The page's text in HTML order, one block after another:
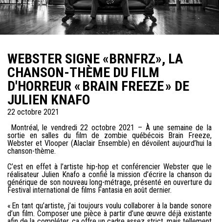
WEBSTER SIGNE «BRNFRZ», LA
CHANSON-THÈME DU FILM
D'HORREUR « BRAIN FREEZE » DE
JULIEN KNAFO
22 octobre 2021
Montréal, le vendredi 22 octobre 2021 – À une semaine de la
sortie en salles du film de zombie québécois Brain Freeze,
Webster et Vlooper (Alaclair Ensemble) en dévoilent aujourd’hui la
chanson-thème.
C’est en effet à l’artiste hip-hop et conférencier Webster que le
réalisateur Julien Knafo a confié la mission d’écrire la chanson du
générique de son nouveau long-métrage, présenté en ouverture du
Festival international de films Fantasia en août dernier.
« En tant qu’artiste, j’ai toujours voulu collaborer à la bande sonore
d’un film. Composer une pièce à partir d’une œuvre déjà existante